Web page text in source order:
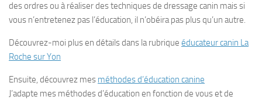
des ordres ou à réaliser des techniques de dressage canin mais si
vous n’entretenez pas l’éducation, il n’obéira pas plus qu’un autre.
Découvrez-moi plus en détails dans la rubrique éducateur canin La
Roche sur Yon
Ensuite, découvrez mes méthodes d’éducation canine
J’adapte mes méthodes d’éducation en fonction de vous et de